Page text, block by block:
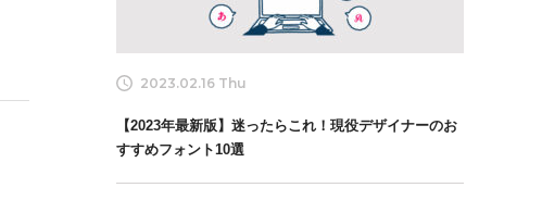
2023.02.16 Thu
【2023年最新版】迷ったらこれ！現役デザイナーのお
すすめフォント10選